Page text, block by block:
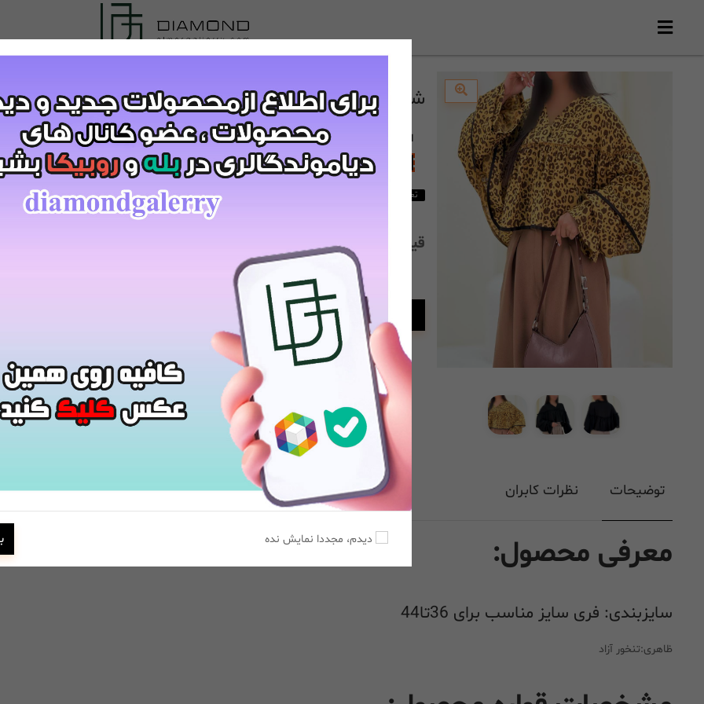
شومیز عروسکی(124)کد:7503
انتخاب
پلنگی
سفید
تعداد 1 از این محصول باقی مانده است
قیمت: 699,000تومان
افزودن به سبد خرید
توضیحات نظرات کابران
معرفی محصول:
سایزبندی: فری سایز مناسب برای 36تا44
ظاهری:تنخور آزاد
دیدم، مجددا نمایش نده